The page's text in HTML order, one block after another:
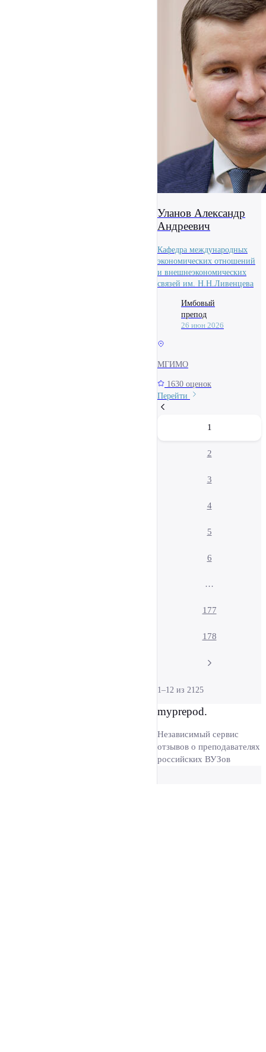
Уланов Александр
Андреевич
Кафедра международных
экономических отношений
и внешнеэкономических
связей им. Н.Н.Ливенцева
Имбовый
препод
26 июн 2026
МГИМО
1630 оценок
Перейти
1
2
3
4
5
6
…
177
178
1–12 из 2125
myprepod.
Независимый сервис
отзывов о преподавателях
российских ВУЗов